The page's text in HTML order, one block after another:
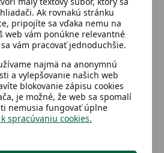
vekov 1969
2,15 €
Ak rovnakú stránku
pripojíte sa vďaka nemu na
web vám ponúkne relevantné
vám pracovať jednoduchšie.
najmä na anonymnú
a vylepšovanie našich web
blokovanie zápisu cookies
je možné, že web sa spomalí
nemusia fungovať úplne
spracúvaniu cookies.